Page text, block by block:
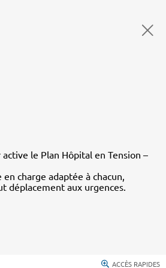
le Plan Hôpital en Tension –
charge adaptée à chacun,
déplacement aux urgences.
ACCÈS RAPIDES